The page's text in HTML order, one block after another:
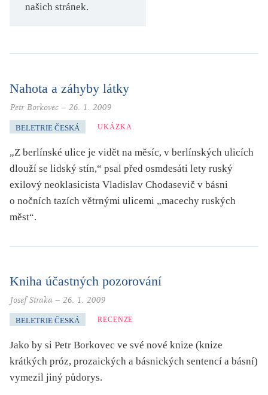
našich stránek.
Nahota a záhyby látky
Petr Borkovec – 26. 1. 2009
BELETRIE ČESKÁ UKÁZKA
„Z berlínské ulice je vidět na měsíc, v berlínských ulicích
dlouží se lidský stín,“ psal před osmdesáti lety ruský
exilový neoklasicista Vladislav Chodasevič v básni
o nočních tazích větrnými ulicemi „macechy ruských
měst“.
Kniha účastných pozorování
Josef Straka – 26. 1. 2009
BELETRIE ČESKÁ RECENZE
Jako by si Petr Borkovec ve své nové knize (knize
krátkých próz, prozaických a básnických sentencí a básní)
vymezil jiný půdorys.